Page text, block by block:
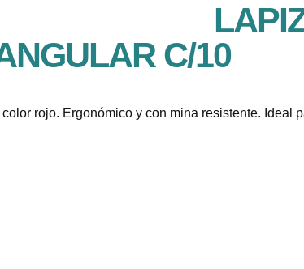
C/10
rojo. Ergonómico y con mina resistente. Ideal